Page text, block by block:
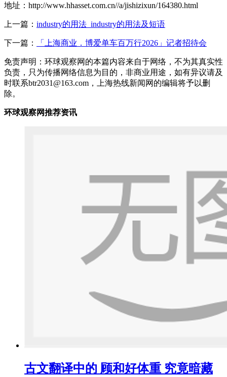
地址：http://www.hhasset.com.cn//a/jishizixun/164380.html
上一篇： industry的用法_industry的用法及短语
下一篇： 「上海商业．博爱单车百万行2026」记者招待会
免责声明：环球观察网的本篇内容来自于网络，不为其真实性
负责，只为传播网络信息为目的，非商业用途，如有异议请及
时联系btr2031@163.com，上海热线新闻网的编辑将予以删
除。
环球观察网推荐资讯
古文翻译中的 顾和好体重 究竟暗藏